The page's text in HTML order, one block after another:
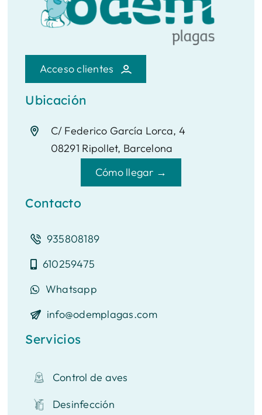
Acceso clientes
Ubicación
C/ Federico García Lorca, 4
08291 Ripollet, Barcelona
Cómo llegar →
Contacto
935808189
610259475
Whatsapp
info@odemplagas.com
Servicios
Control de aves
Desinfección